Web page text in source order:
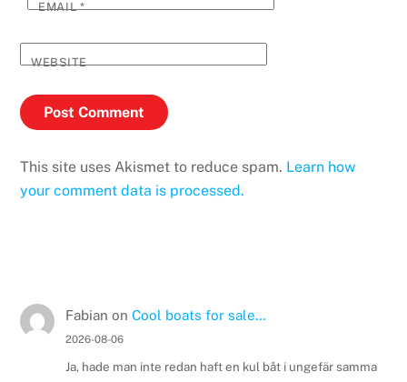
EMAIL*
WEBSITE
This site uses Akismet to reduce spam. Learn how
your comment data is processed.
Fabian on Cool boats for sale…
2026-08-06
Ja, hade man inte redan haft en kul båt i ungefär samma